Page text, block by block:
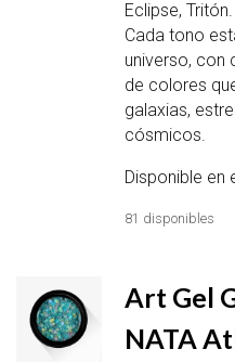
Eclipse, Tritón.
Cada tono
universo, con
de colores
galaxias,
cósmicos.
Disponible en
81 disponibles
Art Gel
NATA